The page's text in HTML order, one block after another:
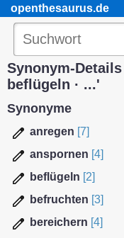
openthesaurus.de
Synonym-Details
beflügeln · ...'
Synonyme
anregen [7]
anspornen [4]
beflügeln [2]
befruchten [3]
bereichern [4]